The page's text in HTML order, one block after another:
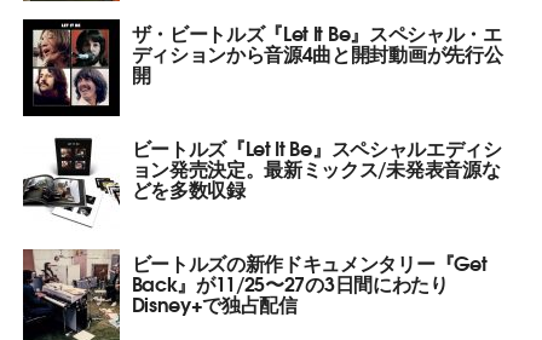
ザ・ビートルズ『Let It Be』スペシャル・エ
ディションから音源4曲と開封動画が先行公
開
ビートルズ『Let It Be』スペシャルエディシ
ョン発売決定。最新ミックス/未発表音源な
どを多数収録
ビートルズの新作ドキュメンタリー『Get
Back』が11/25〜27の3日間にわたり
Disney+で独占配信